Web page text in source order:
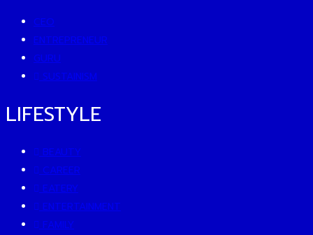
CEO
ENTREPRENEUR
GURU
SUSTAINISM
LIFESTYLE
BEAUTY
CAREER
EATERY
ENTERTAINMENT
FAMILY